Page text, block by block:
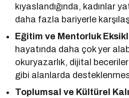
kıyaslandığında, kadınlar
daha fazla bariyerle
Eğitim ve Mentorluk
hayatında daha çok yer
okuryazarlık, dijital
gibi alanlarda
Toplumsal ve Kültürel